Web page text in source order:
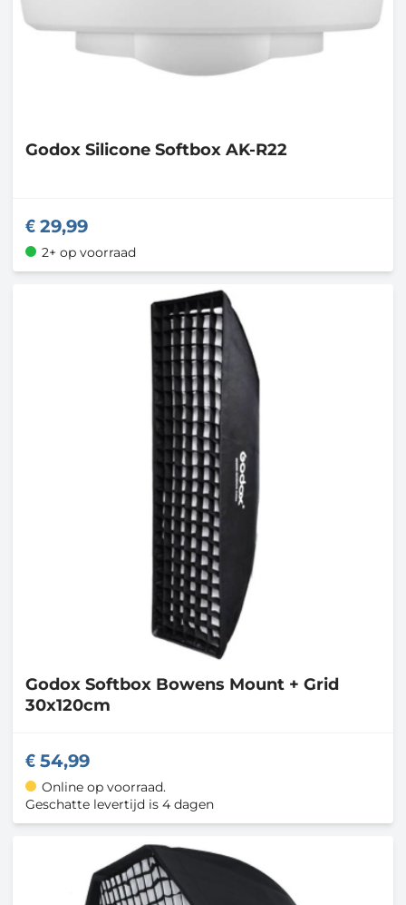
Godox Silicone Softbox AK-R22
29,99
2+ op voorraad
Godox Softbox Bowens Mount + Grid
30x120cm
54,99
Online op voorraad.
Geschatte levertijd is 4 dagen